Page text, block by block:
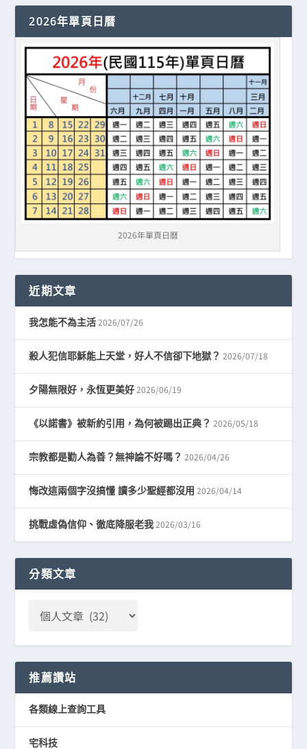
2026年單頁日曆
2026年單頁日曆
近期文章
我怎能不為主活 2026/07/26
殺人犯信耶穌能上天堂，好人不信卻下地獄？ 2026/07/18
夕陽無限好，永恆更美好 2026/06/19
《以諾書》被新約引用，為何被踢出正典？ 2026/05/18
宗教都是勸人為善？無神論不好嗎？ 2026/04/26
悔改這兩個字沒搞懂 讀多少聖經都沒用 2026/04/14
挑戰虛偽信仰、徹底降服老我 2026/03/16
分類文章
推薦讚站
各類線上查詢工具
宅科技